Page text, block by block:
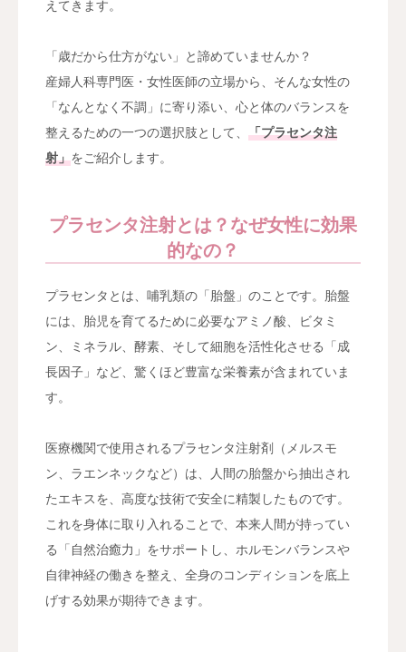
えてきます。
「歳だから仕方がない」と諦めていませんか？
産婦人科専門医・女性医師の立場から、そんな女性の
「なんとなく不調」に寄り添い、心と体のバランスを
整えるための一つの選択肢として、 「プラセンタ注
射」をご紹介します。
プラセンタ注射とは？なぜ女性に効果
的なの？
プラセンタとは、哺乳類の「胎盤」のことです。胎盤
には、胎児を育てるために必要なアミノ酸、ビタミ
ン、ミネラル、酵素、そして細胞を活性化させる「成
長因子」など、驚くほど豊富な栄養素が含まれていま
す。
医療機関で使用されるプラセンタ注射剤（メルスモ
ン、ラエンネックなど）は、人間の胎盤から抽出され
たエキスを、高度な技術で安全に精製したものです。
これを身体に取り入れることで、本来人間が持ってい
る「自然治癒力」をサポートし、ホルモンバランスや
自律神経の働きを整え、全身のコンディションを底上
げする効果が期待できます。
メディカルダイエット
WEB予約
院長コラム